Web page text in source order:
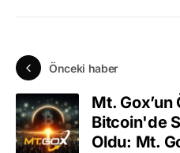
Önceki haber
Mt. Gox’un
Bitcoin'de
Oldu: Mt.